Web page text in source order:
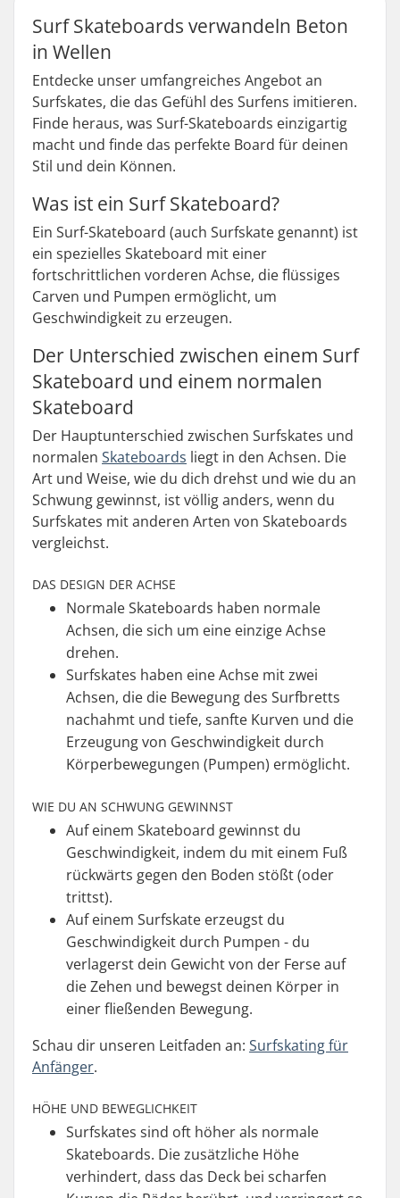
Surf Skateboards verwandeln Beton
in Wellen
Entdecke unser umfangreiches Angebot an
Surfskates, die das Gefühl des Surfens imitieren.
Finde heraus, was Surf-Skateboards einzigartig
macht und finde das perfekte Board für deinen
Stil und dein Können.
Was ist ein Surf Skateboard?
Ein Surf-Skateboard (auch Surfskate genannt) ist
ein spezielles Skateboard mit einer
fortschrittlichen vorderen Achse, die flüssiges
Carven und Pumpen ermöglicht, um
Geschwindigkeit zu erzeugen.
Der Unterschied zwischen einem Surf
Skateboard und einem normalen
Skateboard
Der Hauptunterschied zwischen Surfskates und
normalen Skateboards liegt in den Achsen. Die
Art und Weise, wie du dich drehst und wie du an
Schwung gewinnst, ist völlig anders, wenn du
Surfskates mit anderen Arten von Skateboards
vergleichst.
DAS DESIGN DER ACHSE
Normale Skateboards haben normale
Achsen, die sich um eine einzige Achse
drehen.
Surfskates haben eine Achse mit zwei
Achsen, die die Bewegung des Surfbretts
nachahmt und tiefe, sanfte Kurven und die
Erzeugung von Geschwindigkeit durch
Körperbewegungen (Pumpen) ermöglicht.
WIE DU AN SCHWUNG GEWINNST
Auf einem Skateboard gewinnst du
Geschwindigkeit, indem du mit einem Fuß
rückwärts gegen den Boden stößt (oder
trittst).
Auf einem Surfskate erzeugst du
Geschwindigkeit durch Pumpen - du
verlagerst dein Gewicht von der Ferse auf
die Zehen und bewegst deinen Körper in
einer fließenden Bewegung.
Schau dir unseren Leitfaden an: Surfskating für
Anfänger.
HÖHE UND BEWEGLICHKEIT
Surfskates sind oft höher als normale
Skateboards. Die zusätzliche Höhe
verhindert, dass das Deck bei scharfen